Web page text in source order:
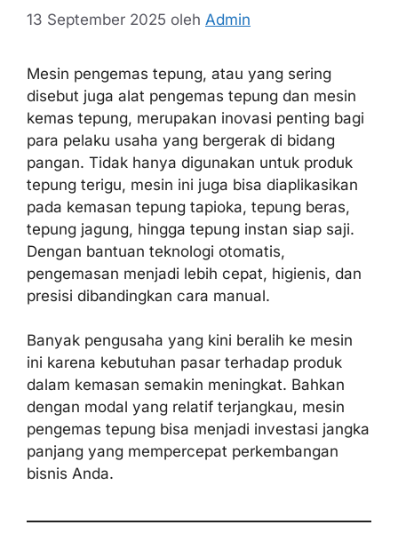
13 September 2025 oleh Admin
Mesin pengemas tepung, atau yang sering
disebut juga alat pengemas tepung dan mesin
kemas tepung, merupakan inovasi penting bagi
para pelaku usaha yang bergerak di bidang
pangan. Tidak hanya digunakan untuk produk
tepung terigu, mesin ini juga bisa diaplikasikan
pada kemasan tepung tapioka, tepung beras,
tepung jagung, hingga tepung instan siap saji.
Dengan bantuan teknologi otomatis,
pengemasan menjadi lebih cepat, higienis, dan
presisi dibandingkan cara manual.
Banyak pengusaha yang kini beralih ke mesin
ini karena kebutuhan pasar terhadap produk
dalam kemasan semakin meningkat. Bahkan
dengan modal yang relatif terjangkau, mesin
pengemas tepung bisa menjadi investasi jangka
panjang yang mempercepat perkembangan
bisnis Anda.